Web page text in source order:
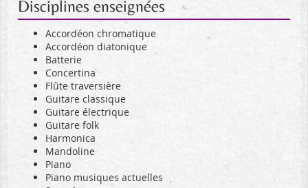
Disciplines enseignées
Accordéon chromatique
Accordéon diatonique
Batterie
Concertina
Flûte traversière
Guitare classique
Guitare électrique
Guitare folk
Harmonica
Mandoline
Piano
Piano musiques actuelles